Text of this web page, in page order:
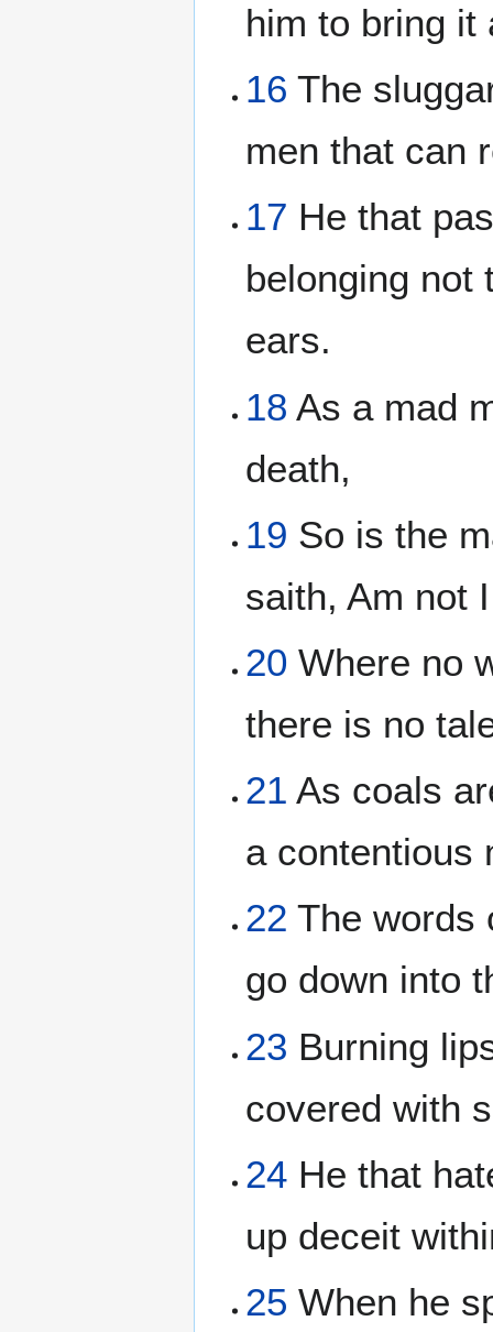
him to bring it
16 The
men that can
17 He that
belonging not
ears.
18 As a mad
death,
19 So is the
saith, Am not
20 Where no
there is no
21 As coals
a contentious
22 The words
go down into
23 Burning
covered with
24 He that
up deceit
25 When he